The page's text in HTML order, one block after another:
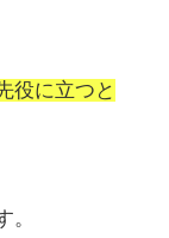
役に立つと